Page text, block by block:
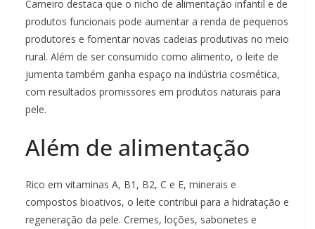
Carneiro destaca que o nicho de alimentação infantil e de
produtos funcionais pode aumentar a renda de pequenos
produtores e fomentar novas cadeias produtivas no meio
rural. Além de ser consumido como alimento, o leite de
jumenta também ganha espaço na indústria cosmética,
com resultados promissores em produtos naturais para
pele.
Além de alimentação
Rico em vitaminas A, B1, B2, C e E, minerais e
compostos bioativos, o leite contribui para a hidratação e
regeneração da pele. Cremes, loções, sabonetes e